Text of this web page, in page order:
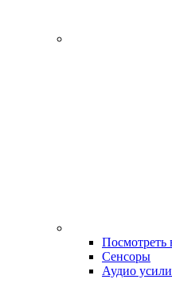
Посмотреть
Сенсоры
Аудио